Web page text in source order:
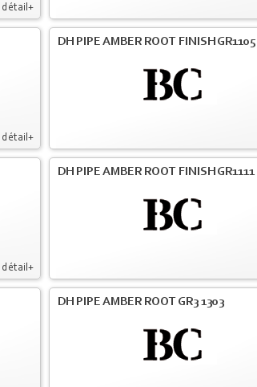
détail+
détail+
DH PIPE AMBER ROOT FINISH GR1105
détail+
DH PIPE AMBER ROOT FINISH GR1111
DH PIPE AMBER ROOT GR3 1303